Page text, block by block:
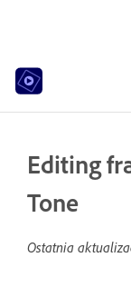
Editing
Tone
Ostatnia